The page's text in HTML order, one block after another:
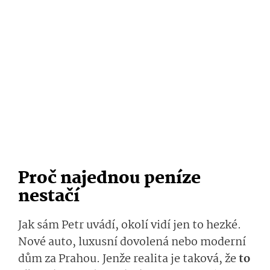
Proč najednou peníze
nestačí
Jak sám Petr uvádí, okolí vidí jen to hezké.
Nové auto, luxusní dovolená nebo moderní
dům za Prahou. Jenže realita je taková, žeto